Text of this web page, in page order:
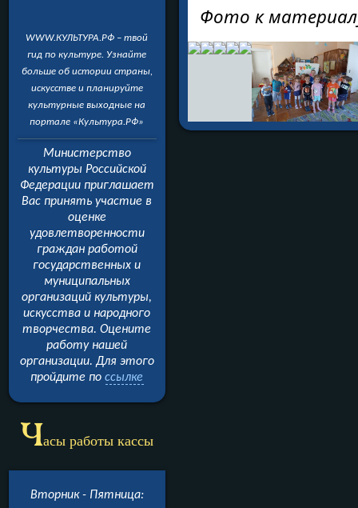
WWW.КУЛЬТУРА.РФ – твой
гид по культуре. Узнайте
больше об истории страны,
искусстве и планируйте
культурные выходные на
портале «Культура.РФ»
Министерство
культуры Российской
Федерации приглашает
Вас принять участие в
оценке
удовлетворенности
граждан работой
государственных и
муниципальных
организаций культуры,
искусства и народного
творчества. Оцените
работу нашей
организации. Для этого
пройдите поссылке
Часы работы кассы
Вторник - Пятница:
Фото к